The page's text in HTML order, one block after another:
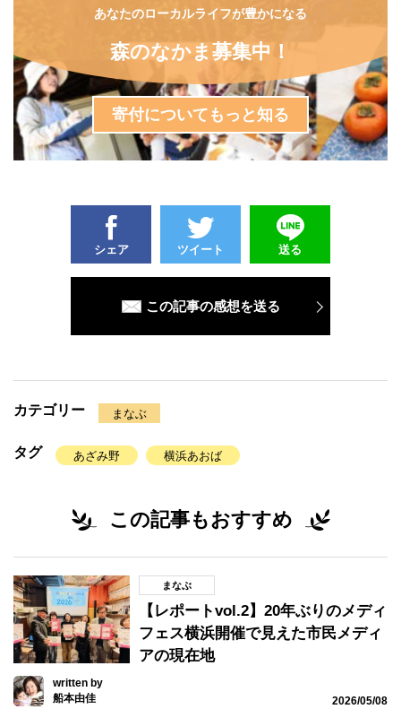
あなたのローカルライフが豊かになる
森のなかま募集中！
寄付についてもっと知る
シェア ツイート 送る
この記事の感想を送る
カテゴリー まなぶ
タグ あざみ野 横浜あおば
この記事もおすすめ
まなぶ
【レポートvol.2】20年ぶりのメディ
フェス横浜開催で見えた市民メディ
アの現在地
written by
船本由佳
2026/05/08